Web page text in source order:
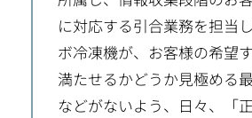
に対応する引合業務を担当
ボ冷凍機が、お客様の希望
満たせるかどうか見極める
などがないよう、日々、「